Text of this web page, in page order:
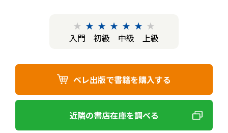
★ ★ ★ ★ ★ ★ ★
入門
初級 中級 上級
ベレ出版で書籍を購入する
近隣の書店在庫を調べる